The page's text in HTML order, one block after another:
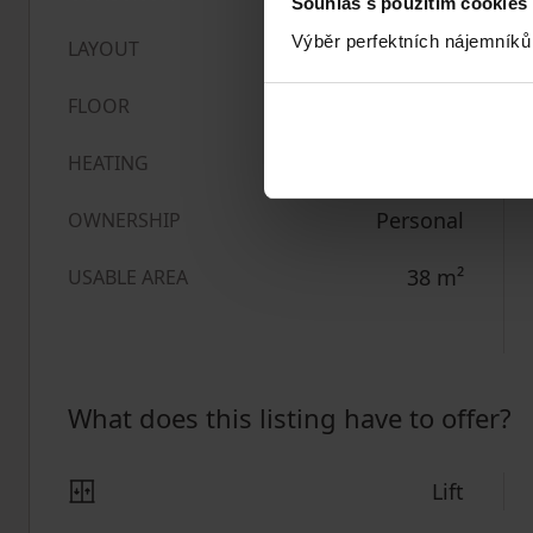
Výběr perfektních
LAYOUT Studio
FLOOR
HEATING
OWNERSHIP Personal
USABLE AREA 38 m²
What does this listing have to offer?
Lift